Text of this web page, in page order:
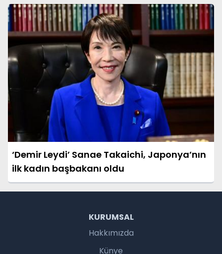
‘Demir Leydi’ Sanae Takaichi, Japonya’nın
ilk kadın başbakanı oldu
KURUMSAL
Hakkımızda
Künye